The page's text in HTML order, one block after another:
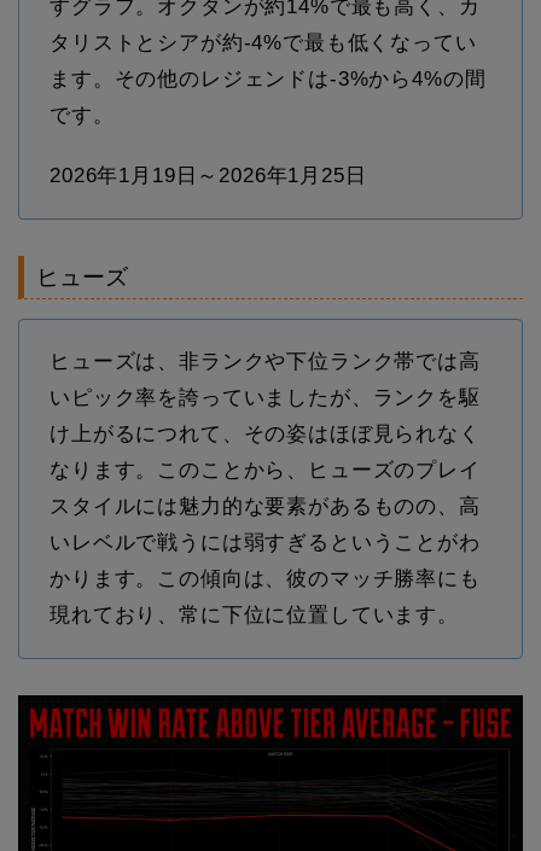
すグラフ。オクタンが約14%で最も高く、カ
タリストとシアが約-4%で最も低くなってい
ます。その他のレジェンドは-3%から4%の間
です。
2026年1月19日～2026年1月25日
ヒューズ
ヒューズは、非ランクや下位ランク帯では高
いピック率を誇っていましたが、ランクを駆
け上がるにつれて、その姿はほぼ見られなく
なります。このことから、ヒューズのプレイ
スタイルには魅力的な要素があるものの、高
いレベルで戦うには弱すぎるということがわ
かります。この傾向は、彼のマッチ勝率にも
現れており、常に下位に位置しています。